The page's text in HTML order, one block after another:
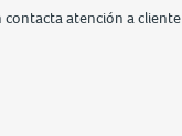
contacta atención a cliente